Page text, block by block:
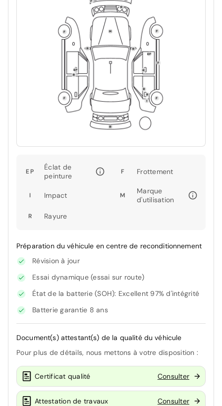
EP
Éclat de
peinture
F Frottement
I Impact M
Marque
d'utilisation
R Rayure
Préparation du véhicule en centre de reconditionnement
Révision à jour
Essai dynamique (essai sur route)
État de la batterie (SOH): Excellent 97% d'intégrité
Batterie garantie 8 ans
Document(s) attestant(s) de la qualité du véhicule
Pour plus de détails, nous mettons à votre disposition :
Certificat qualité Consulter
Attestation de travaux Consulter